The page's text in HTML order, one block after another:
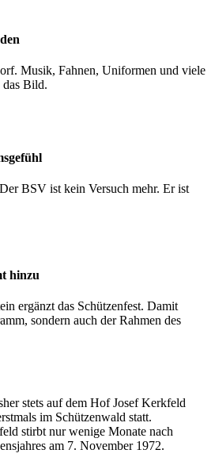
Musik, Fahnen, Uniformen und viele
das Bild.
BSV ist kein Versuch mehr. Er ist
hinzu
ergänzt das Schützenfest. Damit
sondern auch der Rahmen des
stets auf dem Hof Josef Kerkfeld
im Schützenwald statt.
stirbt nur wenige Monate nach
am 7. November 1972.